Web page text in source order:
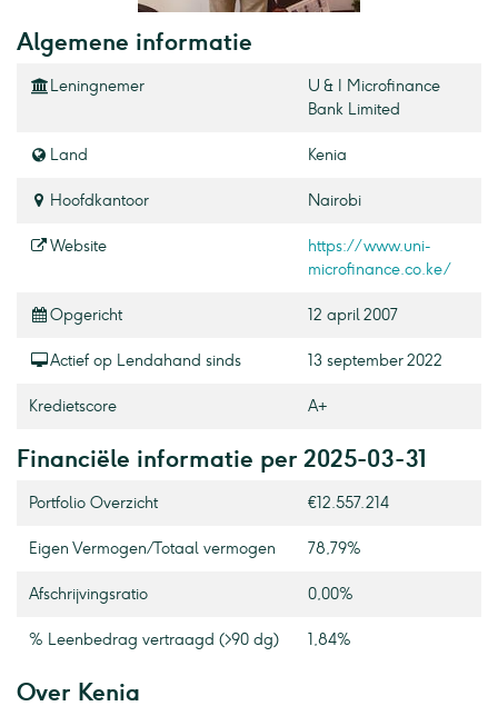
Algemene informatie
Leningnemer
U & I Microfinance
Bank Limited
Land Kenia
Hoofdkantoor Nairobi
Website
https://www.uni-
microfinance.co.ke/
Opgericht 12 april 2007
Actief op Lendahand sinds 13 september 2022
Kredietscore A+
Financiële informatie per 2025-03-31
Portfolio Overzicht €12.557.214
Eigen Vermogen / Totaal vermogen 78,79%
Afschrijvingsratio 0,00%
% Leenbedrag vertraagd (>90 dg) 1,84%
Over Kenia